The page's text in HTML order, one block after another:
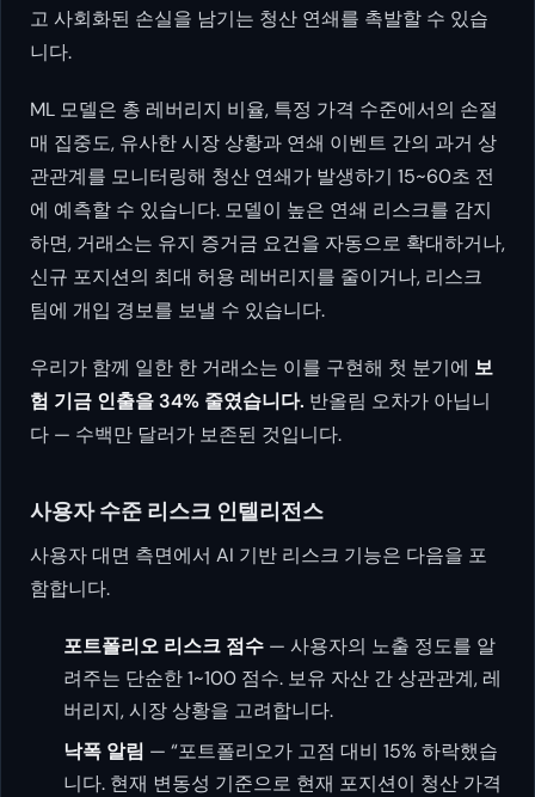
고 사회화된 손실을 남기는 청산 연쇄를 촉발할 수 있습
니다.
ML 모델은 총 레버리지 비율, 특정 가격 수준에서의 손절
매 집중도, 유사한 시장 상황과 연쇄 이벤트 간의 과거 상
관관계를 모니터링해 청산 연쇄가 발생하기 15~60초 전
에 예측할 수 있습니다. 모델이 높은 연쇄 리스크를 감지
하면, 거래소는 유지 증거금 요건을 자동으로 확대하거나,
신규 포지션의 최대 허용 레버리지를 줄이거나, 리스크
팀에 개입 경보를 보낼 수 있습니다.
우리가 함께 일한 한 거래소는 이를 구현해 첫 분기에 보
험 기금 인출을 34% 줄였습니다. 반올림 오차가 아닙니
다 — 수백만 달러가 보존된 것입니다.
사용자 수준 리스크 인텔리전스
사용자 대면 측면에서 AI 기반 리스크 기능은 다음을 포
함합니다.
포트폴리오 리스크 점수 — 사용자의 노출 정도를 알
려주는 단순한 1~100 점수. 보유 자산 간 상관관계, 레
버리지, 시장 상황을 고려합니다.
낙폭 알림 — “포트폴리오가 고점 대비 15% 하락했습
니다. 현재 변동성 기준으로 현재 포지션이 청산 가격